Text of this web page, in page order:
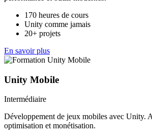
170 heures de cours
Unity comme jamais
20+ projets
En savoir plus
Unity Mobile
Intermédiaire
Développement de jeux mobiles avec Unity.
optimisation et monétisation.